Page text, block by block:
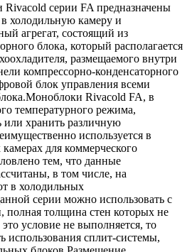
серии FA предназначены
холодильную камеру и
агрегат, состоящий из
блока, который располагается
размещаемого внутри
компрессорно-конденсаторного
блок управления всеми
Rivacold FA, в
температурного режима,
или хранить различную
используется в
для коммерческого
тем, что данные
в том числе, на
в холодильных
серии можно использовать с
толщина стен которых не
условие не выполняется, то
использования сплит-системы,